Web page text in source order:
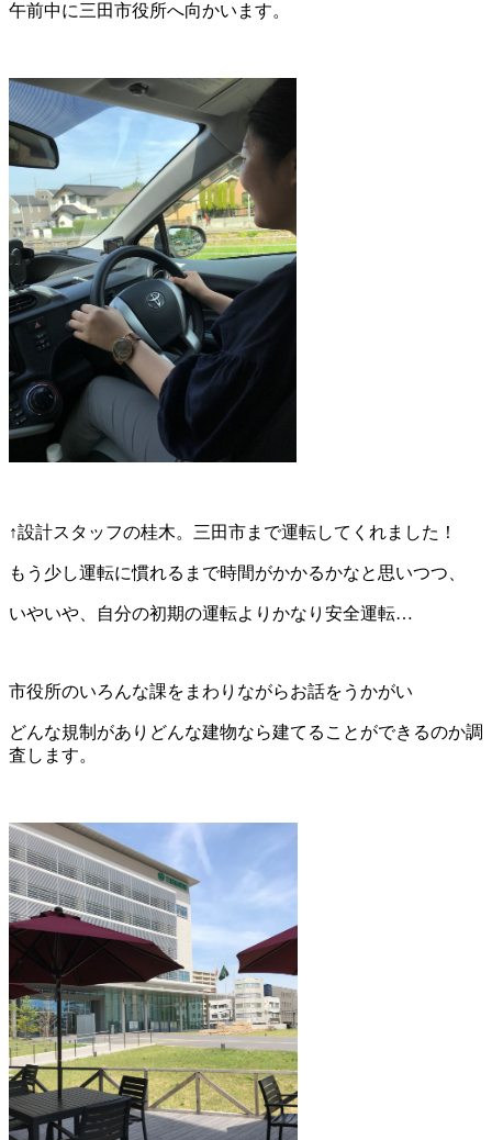
午前中に三田市役所へ向かいます。
↑設計スタッフの桂木。三田市まで運転してくれました！
もう少し運転に慣れるまで時間がかかるかなと思いつつ、
いやいや、自分の初期の運転よりかなり安全運転…
市役所のいろんな課をまわりながらお話をうかがい
どんな規制がありどんな建物なら建てることができるのか調
査します。